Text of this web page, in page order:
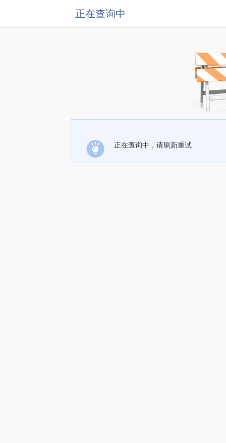
正在查询中
正在查询中，请刷新重试